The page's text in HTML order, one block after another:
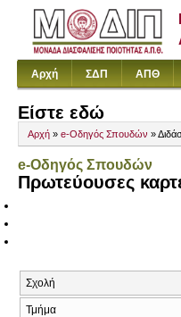
Αρχή ΣΔΠ ΑΠΘ
Είστε εδώ
Αρχή » e-Οδηγός Σπουδών »
e-Οδηγός Σπουδών
Πρωτεύουσες
Σχολή
Τμήμα